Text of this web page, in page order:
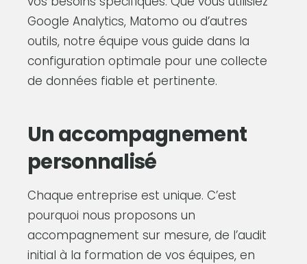
Google Analytics, Matomo ou d’autres
outils, notre équipe vous guide dans la
configuration optimale pour une collecte
de données fiable et pertinente.
Un accompagnement
personnalisé
Chaque entreprise est unique. C’est
pourquoi nous proposons un
accompagnement sur mesure, de l’audit
initial à la formation de vos équipes, en